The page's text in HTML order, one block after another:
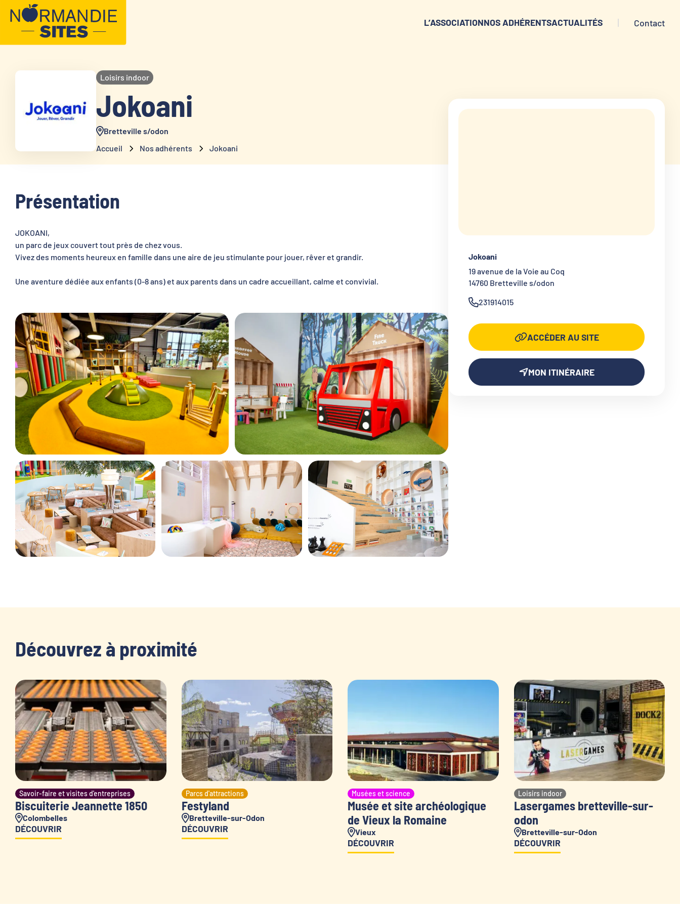
L’ASSOCIATIONNOS ADHÉRENTSACTUALITÉS Contact
Loisirs indoor
Jokoani
Bretteville s/odon
Accueil
Nos adhérents Jokoani
Présentation
JOKOANI,
un parc de jeux couvert tout près de chez vous.
Vivez des moments heureux en famille dans une aire de jeu stimulante pour jouer, rêver et grandir.
Une aventure dédiée aux enfants (0-8 ans) et aux parents dans un cadre accueillant, calme et convivial.
Jokoani
19 avenue de la Voie au Coq
14760 Bretteville s/odon
231914015
ACCÉDER AU SITE
MON ITINÉRAIRE
Découvrez à proximité
Savoir-faire et visites d'entreprises
Biscuiterie Jeannette 1850
Colombelles
DÉCOUVRIR
Parcs d'attractions
Festyland
Bretteville-sur-Odon
DÉCOUVRIR
Musées et science
Musée et site archéologique
de Vieux la Romaine
Vieux
DÉCOUVRIR
Loisirs indoor
Lasergames bretteville-sur-
odon
Bretteville-sur-Odon
DÉCOUVRIR